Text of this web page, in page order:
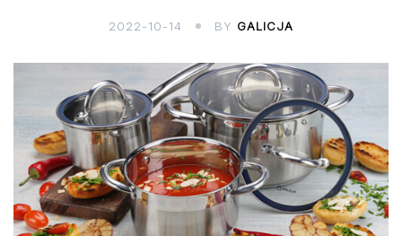
2022-10-14 BY GALICJA